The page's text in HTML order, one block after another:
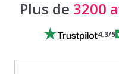
Plus de 3200
4.3/5